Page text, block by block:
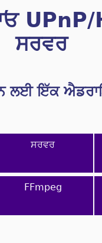
UPnP/
ਸਰਵਰ
ਲਈ ਇੱਕ
ਸਰਵਰ
FFmpeg